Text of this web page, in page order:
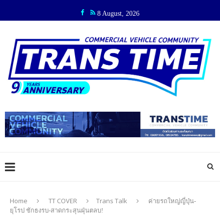
8 August, 2026
Home TT COVER Trans Talk
ค่ายรถใหญ่ญี่ปุ่น-
ยุโรป ชักธงรบ-สาดกระสุนฝุ่นตลบ!